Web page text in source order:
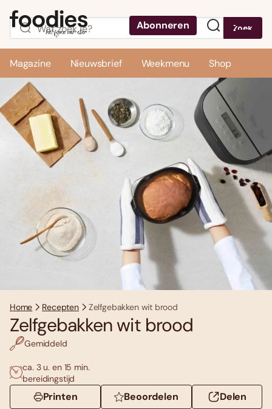
Abonneren Zoek
Magazine Nieuwsbrief Weekmenu Shop
Home Recepten Zelfgebakken wit brood
Zelfgebakken wit brood
Gemiddeld
ca. 3 u. en 15 min.
bereidingstijd
Printen Beoordelen Delen